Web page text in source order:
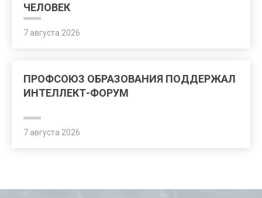
ЧЕЛОВЕК
7 августа 2026
ПРОФСОЮЗ ОБРАЗОВАНИЯ ПОДДЕРЖАЛ
ИНТЕЛЛЕКТ-ФОРУМ
7 августа 2026